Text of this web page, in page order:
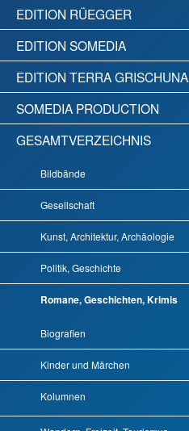
EDITION RÜEGGER
EDITION SOMEDIA
EDITION TERRA GRISCHUNA
SOMEDIA PRODUCTION
GESAMTVERZEICHNIS
Bildbände
Gesellschaft
Kunst, Architektur, Archäologie
Politik, Geschichte
Romane, Geschichten, Krimis
Biografien
Kinder und Märchen
Kolumnen